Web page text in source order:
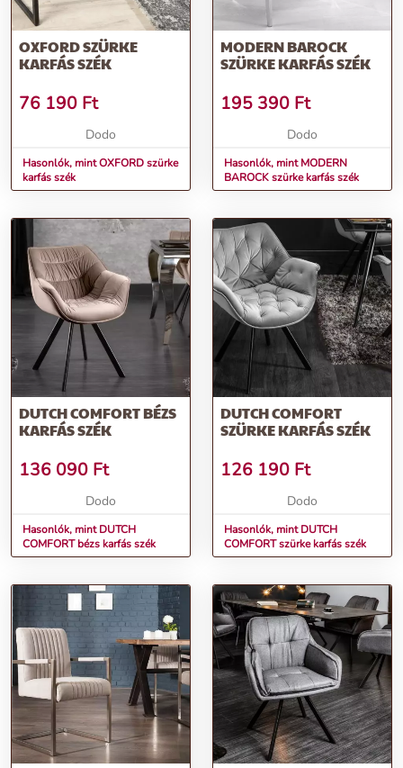
OXFORD SZÜRKE
KARFÁS SZÉK
76 190 Ft
Dodo
Hasonlók, mint OXFORD szürke
karfás szék
MODERN BAROCK
SZÜRKE KARFÁS SZÉK
195 390 Ft
Dodo
Hasonlók, mint MODERN
BAROCK szürke karfás szék
DUTCH COMFORT BÉZS
KARFÁS SZÉK
136 090 Ft
Dodo
Hasonlók, mint DUTCH
COMFORT bézs karfás szék
DUTCH COMFORT
SZÜRKE KARFÁS SZÉK
126 190 Ft
Dodo
Hasonlók, mint DUTCH
COMFORT szürke karfás szék